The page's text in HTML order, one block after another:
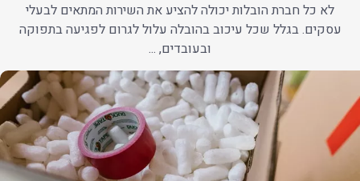
לא כל חברת הובלות יכולה להציע את השירות המתאים לבעלי
עסקים. בגלל שכל עיכוב בהובלה עלול לגרום לפגיעה בתפוקה
ובעובדים, ...